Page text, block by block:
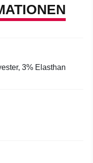
3% Elasthan